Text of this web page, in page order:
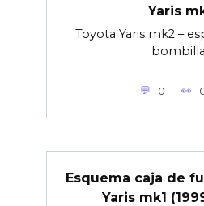
Yaris
Toyota Yaris mk2 –
0
Esquema caja de
Yaris mk1